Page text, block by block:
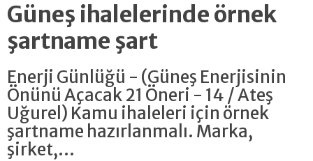
Güneş ihalelerinde örnek
şartname şart
Enerji Günlüğü - (Güneş Enerjisinin
Önünü Açacak 21 Öneri - 14 / Ateş
Uğurel) Kamu ihaleleri için örnek
şartname hazırlanmalı. Marka,
şirket,...